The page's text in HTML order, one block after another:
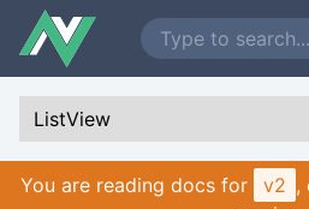
You are reading docs for v2 ,